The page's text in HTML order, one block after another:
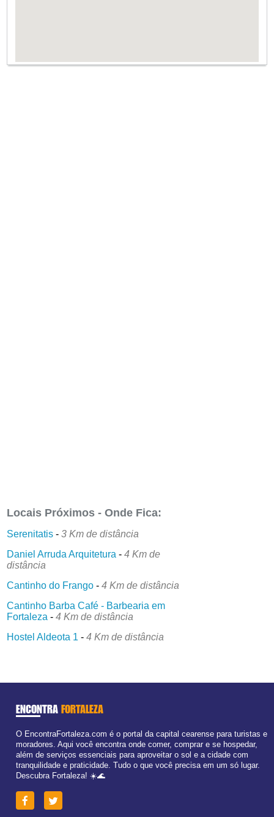
Locais Próximos - Onde Fica:
Serenitatis -3 Km de distância
Daniel Arruda Arquitetura -4 Km de
distância
Cantinho do Frango -4 Km de distância
Cantinho Barba Café - Barbearia em
Fortaleza -4 Km de distância
Hostel Aldeota 1 -4 Km de distância
ENCONTRA FORTALEZA
O EncontraFortaleza.com é o portal da capital cearense para turistas e
moradores. Aqui você encontra onde comer, comprar e se hospedar,
além de serviços essenciais para aproveitar o sol e a cidade com
tranquilidade e praticidade. Tudo o que você precisa em um só lugar.
Descubra Fortaleza! ☀️🌊